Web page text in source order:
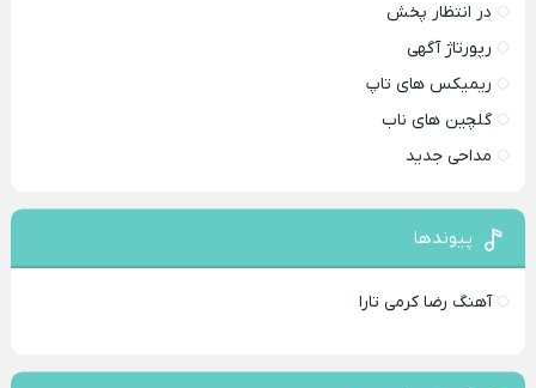
در انتظار پخش
رپورتاژ آگهی
ریمیکس های تاپ
گلچین های ناب
مداحی جدید
پیوندها
آهنگ رضا کرمی تارا